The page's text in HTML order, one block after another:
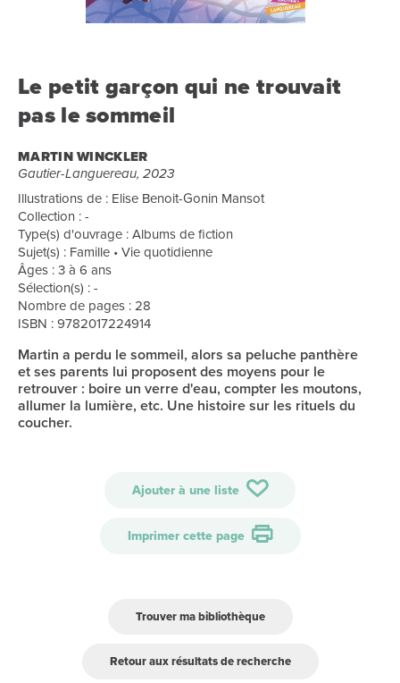
Le petit garçon qui ne trouvait
pas le sommeil
MARTIN WINCKLER
Gautier-Languereau, 2023
Illustrations de : Elise Benoit-Gonin Mansot
Collection : -
Type(s) d'ouvrage : Albums de fiction
Sujet(s) : Famille • Vie quotidienne
Âges : 3 à 6 ans
Sélection(s) : -
Nombre de pages : 28
ISBN : 9782017224914
Martin a perdu le sommeil, alors sa peluche panthère
et ses parents lui proposent des moyens pour le
retrouver : boire un verre d'eau, compter les moutons,
allumer la lumière, etc. Une histoire sur les rituels du
coucher.
Ajouter à une liste
Imprimer cette page
Trouver ma bibliothèque
Retour aux résultats de recherche